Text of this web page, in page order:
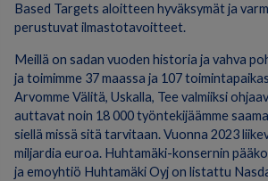
Based Targets aloitteen hyväksymät ja
perustuvat ilmastotavoitteet.
Meillä on sadan vuoden historia ja vahva
ja toimimme 37 maassa ja 107
Arvomme Välitä, Uskalla, Tee valmiiksi
auttavat noin 18 000 työntekijäämme
siellä missä sitä tarvitaan. Vuonna 2023
miljardia euroa. Huhtamäki-konsernin
ja emoyhtiö Huhtamäki Oyj on listattu